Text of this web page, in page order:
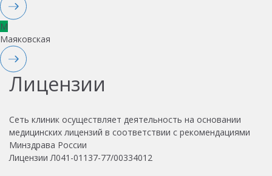
M
Маяковская
Лицензии
Сеть клиник осуществляет деятельность на основании
медицинских лицензий в соответствии с рекомендациями
Минздрава России
Лицензии Л041-01137-77/00334012